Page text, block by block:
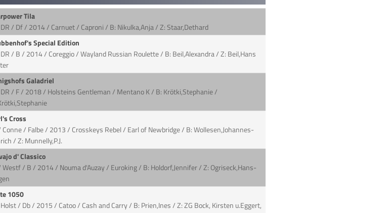
Tila
/ Df / 2014 / Carnuet / Caproni / B: Nikulka,Anja / Z: Staar,Dethard
Special Edition
/ B / 2014 / Coreggio / Wayland Russian Roulette / B: Beil,Alexandra / Z: Beil,Hans
Galadriel
/ F / 2018 / Holsteins Gentleman / Mentano K / B: Krötki,Stephanie /
Cross
Conne / Falbe / 2013 / Crosskeys Rebel / Earl of Newbridge / B: Wollesen,Johannes-
/ Z: Munnelly,P.J.
d' Classico
Westf / B / 2014 / Nouma d'Auzay / Euroking / B: Holdorf,Jennifer / Z: Ogriseck,Hans-
1050
/ Db / 2015 / Catoo / Cash and Carry / B: Prien,Ines / Z: ZG Bock, Kirsten u.Eggert,